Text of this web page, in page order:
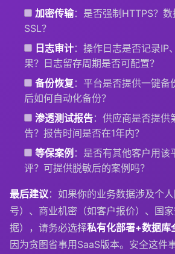
加密传输：是否强制HTTPS？
SSL？
日志审计：操作日志是否记录IP
果？日志留存周期是否可配置？
备份恢复 ：平台是否提供一键
后如何自动化备份？
渗透测试报告：供应商是否提供
告？报告时间是否在1年内？
等保案例 ：是否有其他客户用该
评？可提供脱敏后的案例吗？
最后建议：如果你的业务数据涉及个
号）、商业机密（如客户报价）、国
据），请务必选择私有化部署+数据库
因为贪图省事用SaaS版本。安全这件